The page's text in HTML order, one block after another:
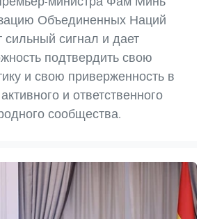
Объединенных Наций
сигнал и дает
подтвердить свою
и свою приверженность в
и ответственного
сообщества.